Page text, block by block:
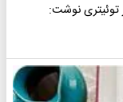
نوشت: